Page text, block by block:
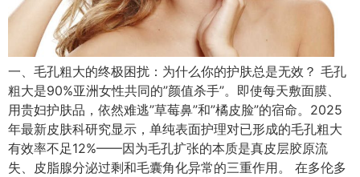
一、毛孔粗大的终极困扰：为什么你的护肤总是无效？ 毛孔
粗大是90%亚洲女性共同的”颜值杀手”。即使每天敷面膜、
用贵妇护肤品，依然难逃”草莓鼻”和”橘皮脸”的宿命。2025
年最新皮肤科研究显示，单纯表面护理对已形成的毛孔粗大
有效率不足12%——因为毛孔扩张的本质是真皮层胶原流
失、皮脂腺分泌过剩和毛囊角化异常的三重作用。 在多伦多